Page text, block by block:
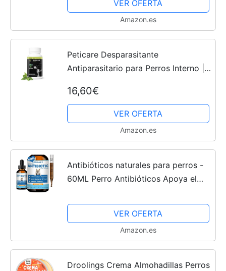
VER OFERTA
Amazon.es
Peticare Desparasitante
Antiparasitario para Perros Interno |
Natural con Curcuma y Tomillo
contra Gusanos Intestinales,...
16,60€
VER OFERTA
Amazon.es
Antibióticos naturales para perros -
60ML Perro Antibióticos Apoya el
la Alergia del Perro - Apoyo
inmunológico del...
VER OFERTA
Amazon.es
Droolings Crema Almohadillas Perros